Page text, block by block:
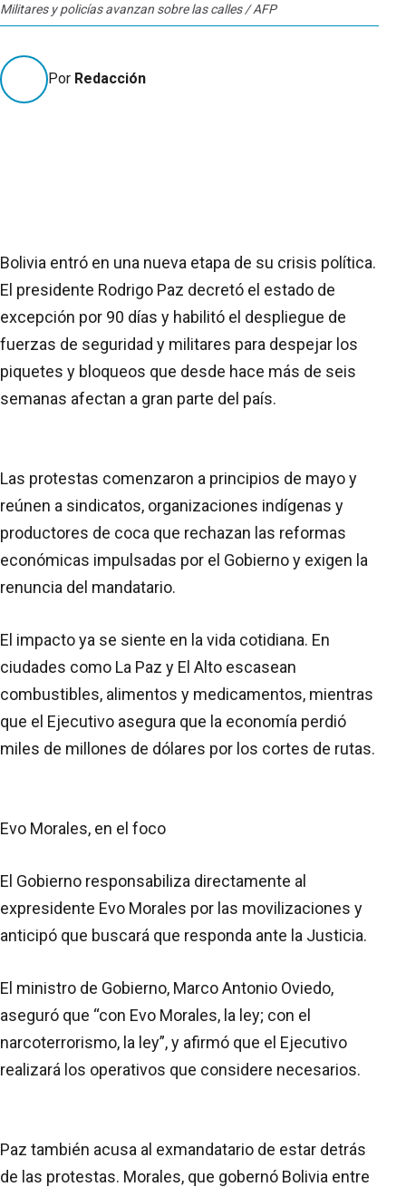
Militares y policías avanzan sobre las calles / AFP
Por Redacción
Bolivia entró en una nueva etapa de su crisis política.
El presidente Rodrigo Paz decretó el estado de
excepción por 90 días y habilitó el despliegue de
fuerzas de seguridad y militares para despejar los
piquetes y bloqueos que desde hace más de seis
semanas afectan a gran parte del país.
Las protestas comenzaron a principios de mayo y
reúnen a sindicatos, organizaciones indígenas y
productores de coca que rechazan las reformas
económicas impulsadas por el Gobierno y exigen la
renuncia del mandatario.
El impacto ya se siente en la vida cotidiana. En
ciudades como La Paz y El Alto escasean
combustibles, alimentos y medicamentos, mientras
que el Ejecutivo asegura que la economía perdió
miles de millones de dólares por los cortes de rutas.
Evo Morales, en el foco
El Gobierno responsabiliza directamente al
expresidente Evo Morales por las movilizaciones y
anticipó que buscará que responda ante la Justicia.
El ministro de Gobierno, Marco Antonio Oviedo,
aseguró que “con Evo Morales, la ley; con el
narcoterrorismo, la ley”, y afirmó que el Ejecutivo
realizará los operativos que considere necesarios.
Paz también acusa al exmandatario de estar detrás
de las protestas. Morales, que gobernó Bolivia entre